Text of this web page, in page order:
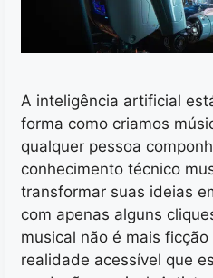
A inteligência artificial
forma como criamos
qualquer pessoa
conhecimento técnico
transformar suas ideias
com apenas alguns
musical não é mais
realidade acessível que